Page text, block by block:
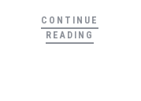
CONTINUE
READING